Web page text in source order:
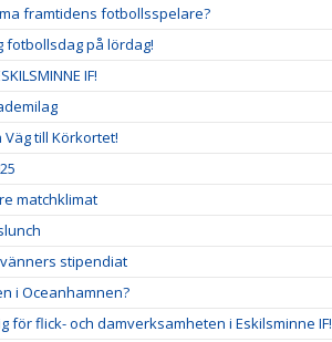
framtidens fotbollsspelare?
fotbollsdag på lördag!
IF!
till Körkortet!
matchklimat
vänners stipendiat
i Oceanhamnen?
för flick- och damverksamheten i Eskilsminne IF!